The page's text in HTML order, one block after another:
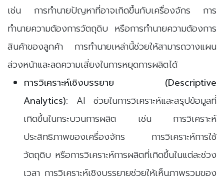
เช่น การทำนายปัญหาที่อาจเกิดขึ้นกับเครื่องจักร การ
ทำนายความต้องการวัตถุดิบ หรือการทำนายความต้องการ
สินค้าของลูกค้า การทำนายเหล่านี้ช่วยให้สามารถวางแผน
ล่วงหน้าและลดความเสี่ยงในการหยุดการผลิตได้
การวิเคราะห์เชิงบรรยาย (Descriptive
Analytics): AI ช่วยในการวิเคราะห์และสรุปข้อมูลที่
เกิดขึ้นในกระบวนการผลิต เช่น การวิเคราะห์
ประสิทธิภาพของเครื่องจักร การวิเคราะห์การใช้
วัตถุดิบ หรือการวิเคราะห์การผลิตที่เกิดขึ้นในแต่ละช่วง
เวลา การวิเคราะห์เชิงบรรยายช่วยให้เห็นภาพรวมของ